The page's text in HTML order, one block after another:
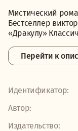
Мистический
Бестселлер
«Дракулу»
Перейти к
Идентификатор:
Автор:
Издательство: